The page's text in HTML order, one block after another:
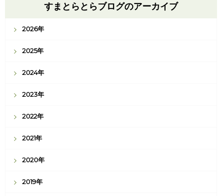
すまとらとらブログのアーカイブ
2026年
2025年
2024年
2023年
2022年
2021年
2020年
2019年